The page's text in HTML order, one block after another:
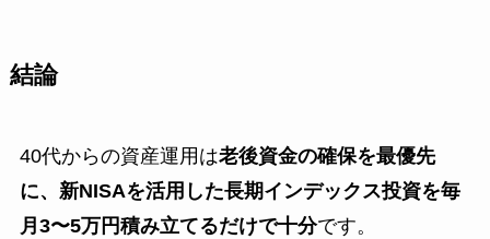
結論
40代からの資産運用は老後資金の確保を最優先
に、新NISAを活用した長期インデックス投資を毎
月3〜5万円積み立てるだけで十分です。